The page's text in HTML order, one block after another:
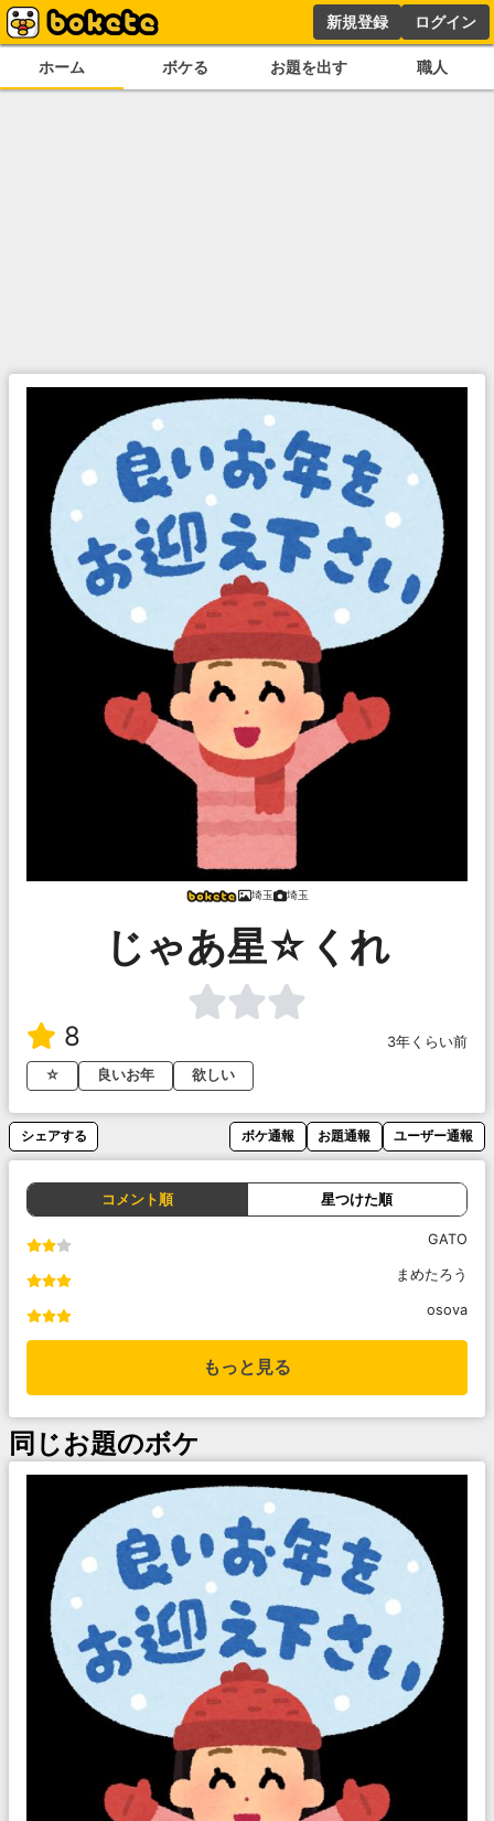
新規登録 ログイン
ホーム ボケる お題を出す 職人
埼玉 埼玉
じゃあ星☆くれ
8
3年くらい前
☆
良いお年 欲しい
シェアする ボケ通報 お題通報 ユーザー通報
コメント順 星つけた順
GATO
まめたろう
osova
もっと見る
同じお題のボケ